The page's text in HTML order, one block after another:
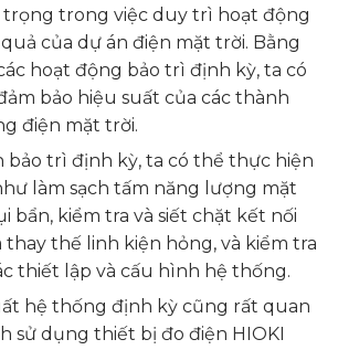
trong việc duy trì hoạt động
của dự án điện mặt trời. Bằng
hoạt động bảo trì định kỳ, ta có
bảo hiệu suất của các thành
điện mặt trời.
trì định kỳ, ta có thể thực hiện
làm sạch tấm năng lượng mặt
bẩn, kiểm tra và siết chặt kết nối
thay thế linh kiện hỏng, và kiểm tra
thiết lập và cấu hình hệ thống.
hệ thống định kỳ cũng rất quan
sử dụng thiết bị đo điện HIOKI